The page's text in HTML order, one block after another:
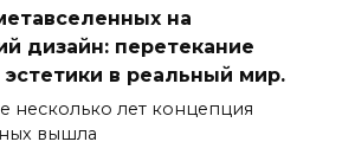
на
дизайн: перетекание
в реальный мир.
несколько лет концепция
вышла